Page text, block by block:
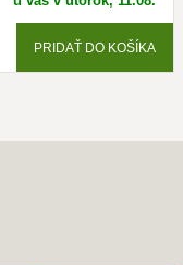
PRIDAŤ DO KOŠÍKA